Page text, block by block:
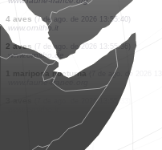
1 aves (7 de ago. de 2026 13:55:55)
www.faune-france.org
1 aves (7 de ago. de 2026 13:55:54)
www.ornitho.de
(7 de ago. de 2026 13:55:53)
www.ornitho.it
(7 de ago. de 2026 13:55:47)
(7 de ago. de 2026 13:55:47)
www.faune-france.org